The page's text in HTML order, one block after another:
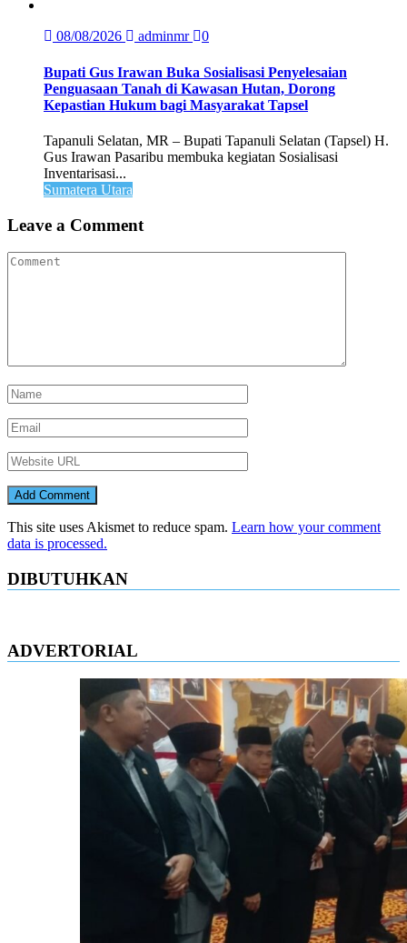
08/08/2026 adminmr 0
Bupati Gus Irawan Buka Sosialisasi Penyelesaian
Penguasaan Tanah di Kawasan Hutan, Dorong
Kepastian Hukum bagi Masyarakat Tapsel
Tapanuli Selatan, MR – Bupati Tapanuli Selatan (Tapsel) H.
Gus Irawan Pasaribu membuka kegiatan Sosialisasi
Inventarisasi...
Sumatera Utara
Leave a Comment
This site uses Akismet to reduce spam. Learn how your comment
data is processed.
DIBUTUHKAN
ADVERTORIAL